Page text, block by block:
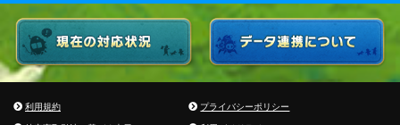
利用規約
プライバシーポリシー